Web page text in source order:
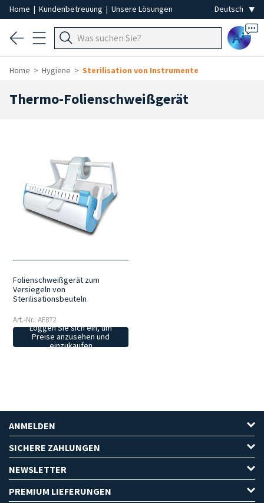
Home | Kundenbetreuung | Unsere Lösungen
Ai
Home Hygiene Sterilisation von Instrumente
Thermo-Folienschweißgerät
Folienschweißgerät zum
Versiegeln von
Sterilisationsbeuteln
Art.-Nr.: AF872
Loggen Sie sich ein, um
Preise anzusehen und
einzukaufen
ANMELDEN
SICHERE ZAHLUNGEN
NEWSLETTER
PREMIUM LIEFERUNGEN